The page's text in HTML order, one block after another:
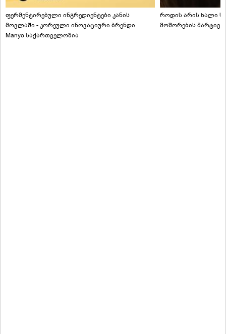
ფერმენტირებული ინგრედიენტები კანის
მოვლაში - კორეული ინოვაციური ბრენდი
Manyo საქართველოშია
როდის არის ხალი
მოშორების